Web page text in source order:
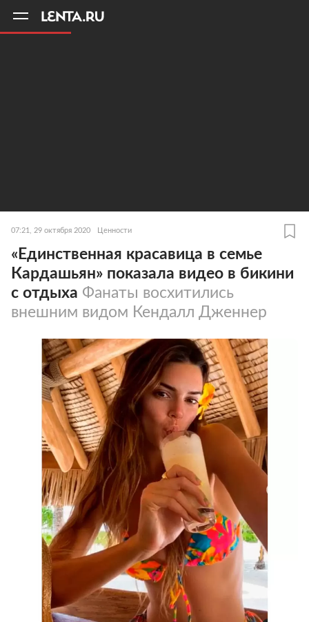
07:21, 29 октября 2020 Ценности
«Единственная красавица в семье
Кардашьян» показала видео в бикини
с отдыха Фанаты восхитились
внешним видом Кендалл Дженнер